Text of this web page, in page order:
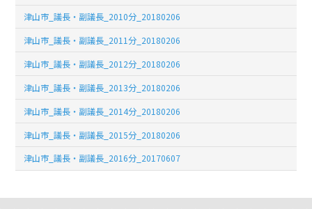
津山市_議長・副議長_2010分_20180206
津山市_議長・副議長_2011分_20180206
津山市_議長・副議長_2012分_20180206
津山市_議長・副議長_2013分_20180206
津山市_議長・副議長_2014分_20180206
津山市_議長・副議長_2015分_20180206
津山市_議長・副議長_2016分_20170607